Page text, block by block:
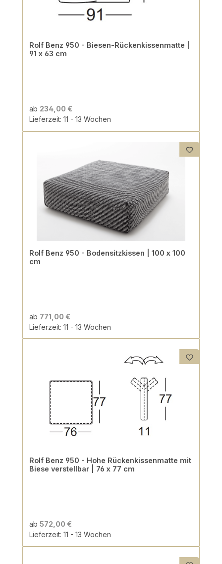
Rolf Benz 950 - Biesen-Rückenkissenmatte |
91 x 63 cm
ab 234,00 €
Lieferzeit: 11 - 13 Wochen
Rolf Benz 950 - Bodensitzkissen | 100 x 100
cm
ab 771,00 €
Lieferzeit: 11 - 13 Wochen
Rolf Benz 950 - Hohe Rückenkissenmatte mit
Biese verstellbar | 76 x 77 cm
ab 572,00 €
Lieferzeit: 11 - 13 Wochen